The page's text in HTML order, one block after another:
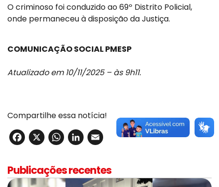
O criminoso foi conduzido ao 69º Distrito Policial,
onde permaneceu à disposição da Justiça.
COMUNICAÇÃO SOCIAL PMESP
Atualizado em 10/11/2025 – às 9h11.
Compartilhe essa notícia!
Facebook
X WhatsApp
LinkedIn
Email
Publicações recentes